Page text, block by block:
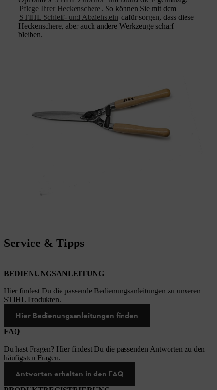
Pflege Ihrer Heckenschere. So können Sie mit dem
STIHL Schleif- und Abziehstein dafür sorgen, dass diese
Heckenschere, aber auch andere Werkzeuge scharf
bleiben.
Service & Tipps
BEDIENUNGSANLEITUNG
Hier findest Du die passende Bedienungsanleitungen zu unseren
STIHL Produkten.
Hier Bedienungsanleitungen finden
FAQ
Du hast Fragen? Hier findest Du die passenden Antworten zu den
häufigsten Fragen.
Antworten erhalten in den FAQ